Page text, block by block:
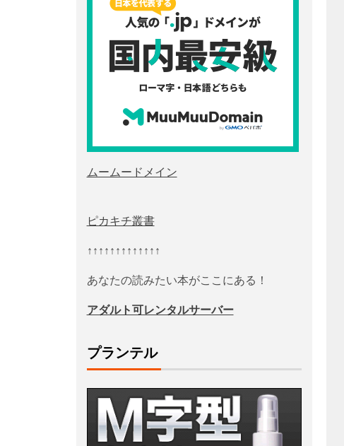
ムームードメイン
ピカキチ叢書
↑↑↑↑↑↑↑↑↑↑↑↑↑
あなたの読みたい本がここにある！
アダルト可レンタルサーバー
プランテル